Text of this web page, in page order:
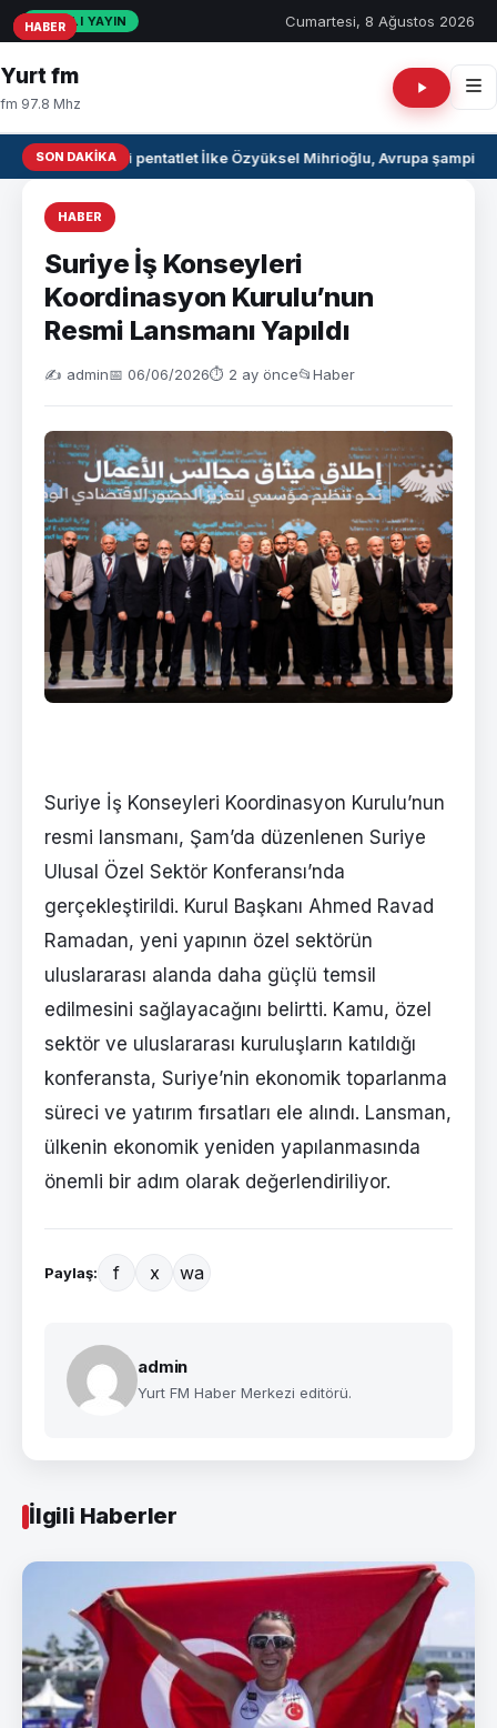
CANLI YAYIN Cumartesi, 8 Ağustos 2026
Yurt fm
fm 97.8 Mhz
SON DAKIKAMilli pentatlet İlke Özyüksel Mihrioğlu, Avrupa
HABER
Suriye İş Konseyleri
Koordinasyon Kurulu’nun
Resmi Lansmanı Yapıldı
✍️ admin📅 06/06/2026⏱ 2 ay önce📂Haber
Suriye İş Konseyleri Koordinasyon Kurulu’nun
resmi lansmanı, Şam’da düzenlenen Suriye
Ulusal Özel Sektör Konferansı’nda
gerçekleştirildi. Kurul Başkanı Ahmed Ravad
Ramadan, yeni yapının özel sektörün
uluslararası alanda daha güçlü temsil
edilmesini sağlayacağını belirtti. Kamu, özel
sektör ve uluslararası kuruluşların katıldığı
konferansta, Suriye’nin ekonomik toparlanma
süreci ve yatırım fırsatları ele alındı. Lansman,
ülkenin ekonomik yeniden yapılanmasında
önemli bir adım olarak değerlendiriliyor.
Paylaş: f x wa
admin
Yurt FM Haber Merkezi editörü.
İlgili Haberler
HABER
HABER
HABER